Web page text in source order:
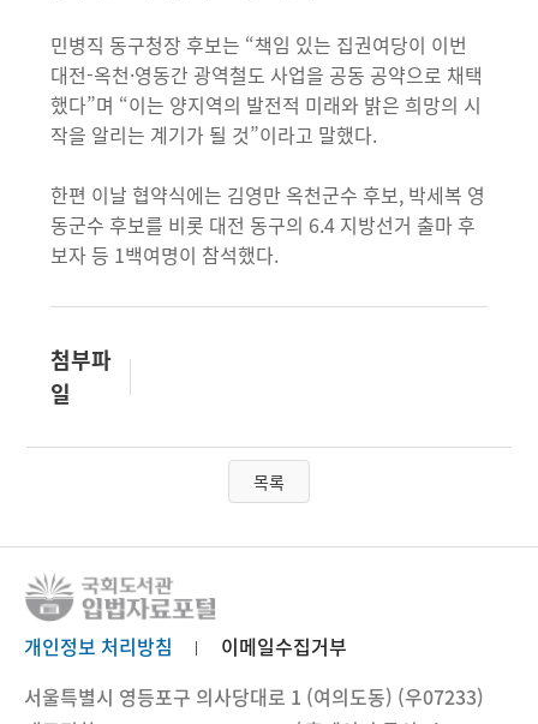
민병직 동구청장 후보는 “책임 있는 집권여당이 이번
대전-옥천·영동간 광역철도 사업을 공동 공약으로 채택
했다”며 “이는 양지역의 발전적 미래와 밝은 희망의 시
작을 알리는 계기가 될 것”이라고 말했다.
한편 이날 협약식에는 김영만 옥천군수 후보, 박세복 영
동군수 후보를 비롯 대전 동구의 6.4 지방선거 출마 후
보자 등 1백여명이 참석했다.
첨부파
일
목록
개인정보 처리방침
이메일수집거부
서울특별시 영등포구 의사당대로 1 (여의도동) (우07233)